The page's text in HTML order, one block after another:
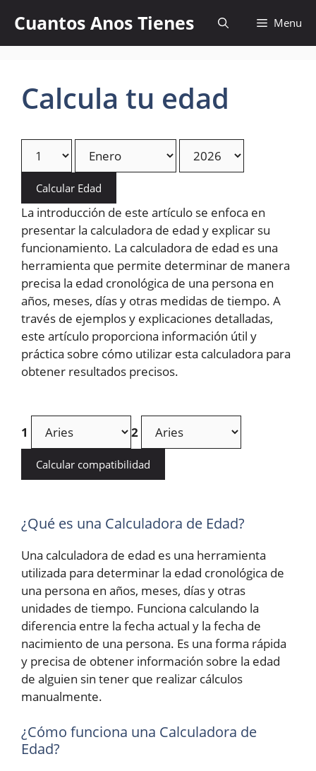
content
Cuantos Anos Tienes Menu
Calcula tu edad
Calcular Edad
La introducción de este artículo se enfoca en
presentar la calculadora de edad y explicar su
funcionamiento. La calculadora de edad es una
herramienta que permite determinar de manera
precisa la edad cronológica de una persona en
años, meses, días y otras medidas de tiempo. A
través de ejemplos y explicaciones detalladas,
este artículo proporciona información útil y
práctica sobre cómo utilizar esta calculadora para
obtener resultados precisos.
1 2
Calcular compatibilidad
¿Qué es una Calculadora de Edad?
Una calculadora de edad es una herramienta
utilizada para determinar la edad cronológica de
una persona en años, meses, días y otras
unidades de tiempo. Funciona calculando la
diferencia entre la fecha actual y la fecha de
nacimiento de una persona. Es una forma rápida
y precisa de obtener información sobre la edad
de alguien sin tener que realizar cálculos
manualmente.
¿Cómo funciona una Calculadora de
Edad?